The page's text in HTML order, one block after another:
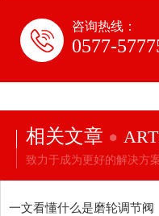
咨询热线：
0577-
相关文章
致力于成为更好的解决方
一文看懂什么是磨轮调节阀